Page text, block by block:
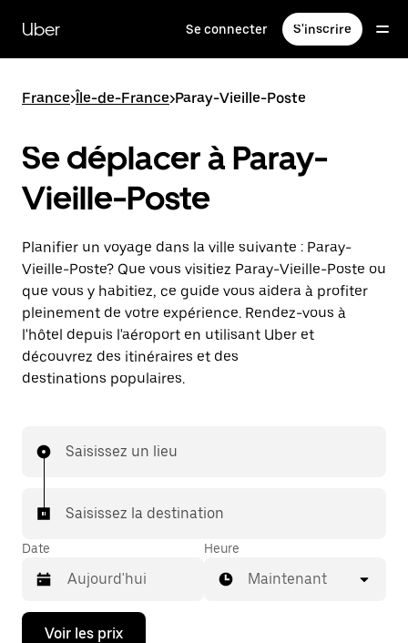
contenu
principal
Uber Se connecter S'inscrire
France>Île-de-France>Paray-Vieille-Poste
Se déplacer à Paray-
Vieille-Poste
Planifier un voyage dans la ville suivante : Paray-
Vieille-Poste? Que vous visitiez Paray-Vieille-Poste ou
que vous y habitiez, ce guide vous aidera à profiter
pleinement de votre expérience. Rendez-vous à
l'hôtel depuis l'aéroport en utilisant Uber et
découvrez des itinéraires et des
destinations populaires.
Saisissez un lieu
Saisissez la destination
Date
Appuyez
Heure
Maintenant
Voir les prix